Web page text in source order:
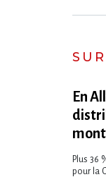
En
Plus 36
pour la